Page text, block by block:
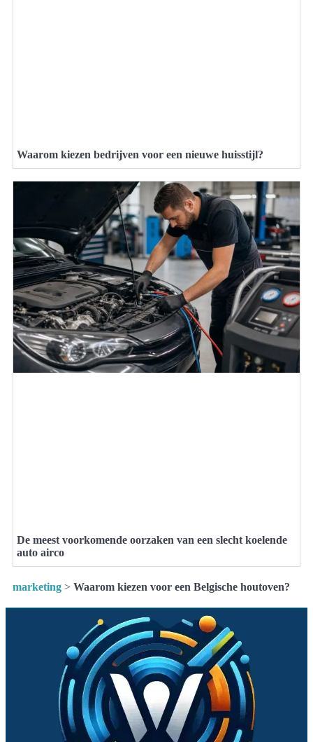
Waarom kiezen bedrijven voor een nieuwe huisstijl?
De meest voorkomende oorzaken van een slecht koelende
auto airco
marketing > Waarom kiezen voor een Belgische houtoven?